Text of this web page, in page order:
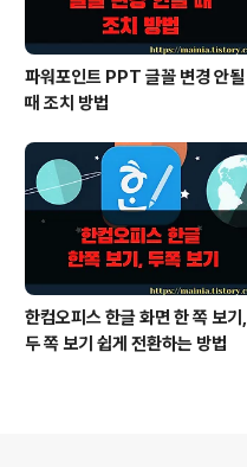
파워포인트 PPT 글꼴 변경 안될
때 조치 방법
한컴오피스 한글 화면 한 쪽 보기,
두 쪽 보기 쉽게 전환하는 방법